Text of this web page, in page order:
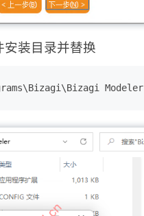
装目录并替换
Modeler